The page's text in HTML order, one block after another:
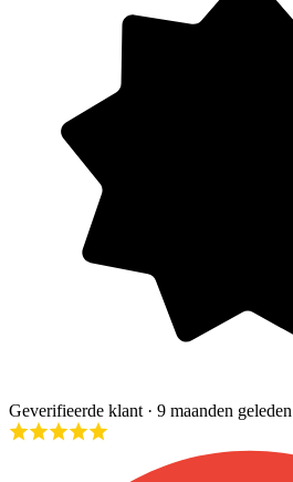
Geverifieerde klant · 9 maanden geleden